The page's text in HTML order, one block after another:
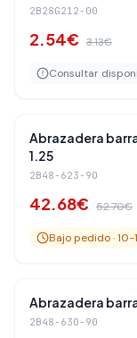
2B28G212-00
2.54€ 3.13€
Consultar
-19
Abrazadera barra
1.25
2B48-623-90
42.68€ 52.70€
Bajo pedido · 10-
-19
Abrazadera barra
2B48-630-90